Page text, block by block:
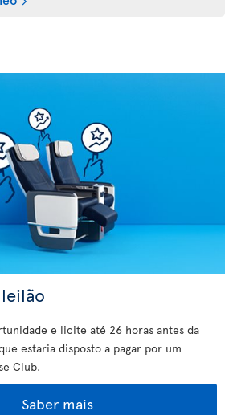
e licite até 26 horas antes da
estaria disposto a pagar por um
Club.
Saber mais